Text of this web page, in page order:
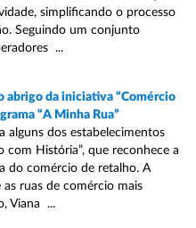
simplificando o processo
Seguindo um conjunto
...
abrigo da iniciativa “Comércio
“A Minha Rua”
alguns dos estabelecimentos
com História”, que reconhece a
do comércio de retalho. A
ruas de comércio mais
Viana ...